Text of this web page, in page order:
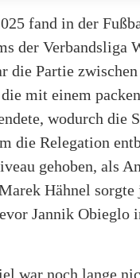
fand in der
der Verbandsliga
die Partie
mit einem
wodurch die
die Relegation
gehoben, als
Hähnel
Jannik Obieglo
war noch lange